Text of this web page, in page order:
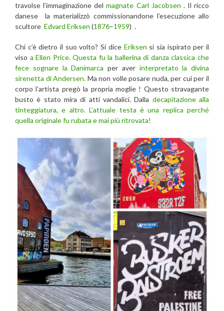
travolse l’immaginazione delmagnate Carl Jacobsen . Il ricco
danese la materializzò commissionandone l’esecuzione allo
scultore Edvard Eriksen (1876–1959) .
Chi c’è dietro il suo volto? Si dice Eriksen si sia ispirato per il
viso a Ellen Price. Questa fu la ballerina di danza classica che
fece sognare la Danimarca per aver interpretato la divina
sirenetta di Andersen. Ma non volle posare nuda, per cui per il
corpo l’artista pregò la propria moglie ! Questo stravagante
busto è stato mira di atti vandalici. Dalla decapitazione alla
tinteggiatura, e altro. L’attuale testa è una replica perché
quella originale fu rubata e mai più ritrovata!